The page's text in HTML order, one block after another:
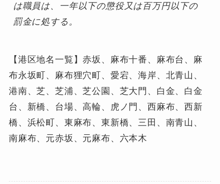
は職員は、一年以下の懲役又は百万円以下の
罰金に処する。
【港区地名一覧】赤坂、麻布十番、麻布台、麻
布永坂町、麻布狸穴町、愛宕、海岸、北青山、
港南、芝、芝浦、芝公園、芝大門、白金、白金
台、新橋、台場、高輪、虎ノ門、西麻布、西新
橋、浜松町、東麻布、東新橋、三田、南青山、
南麻布、元赤坂、元麻布、六本木